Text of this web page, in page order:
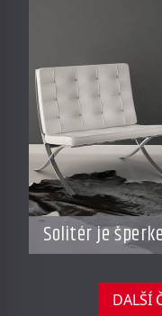
Solitér je
DALŠÍ